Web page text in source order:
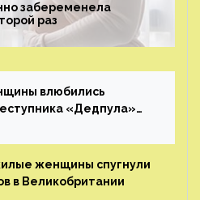
забеременела
раз
влюбились
«Дедпула»
женщины спугнули
в Великобритании